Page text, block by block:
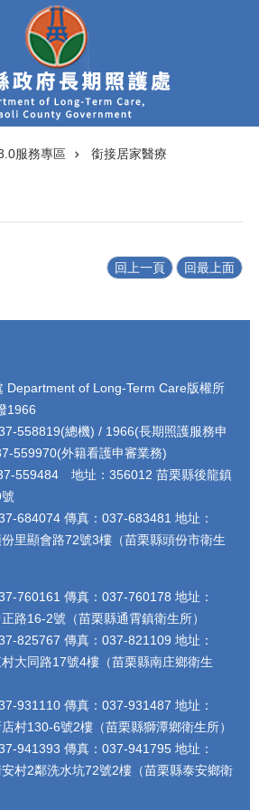
服務專區
銜接居家醫療
回上一頁 回最上面
Department of Long-Term Care版權所
1966
558819(總機) / 1966(長期照護服務申
559970(外籍看護申審業務)
地址：356012 苗栗縣後龍鎮
684074 傳真：037-683481 地址：
里顯會路72號3樓（苗栗縣頭份市衛生
760161 傳真：037-760178 地址：
路16-2號（苗栗縣通霄鎮衛生所）
825767 傳真：037-821109 地址：
大同路17號4樓（苗栗縣南庄鄉衛生
931110 傳真：037-931487 地址：
村130-6號2樓（苗栗縣獅潭鄉衛生所）
941393 傳真：037-941795 地址：
村2鄰洗水坑72號2樓（苗栗縣泰安鄉衛